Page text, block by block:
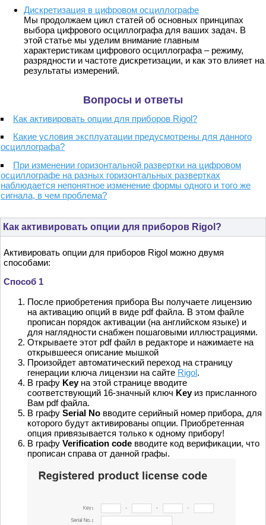
Дискретизация в цифровом осциллографе
Мы продолжаем цикл статей об основных принципах
выбора цифрового осциллографа для ваших задач. В
этой статье мы уделим внимание главным
характеристикам цифрового осциллографа – режиму,
разрядности и частоте дискретизации, и как это влияет на
результаты измерений.
Вопросы и ответы
Как активировать опции для приборов Rigol?
Какие условия эксплуатации предусмотрены для данного
осциллографа?
При изменении горизонтальной развертки на цифровом
осциллографе на разных горизонтальных развертках
наблюдается непонятное изменение формы одного и того же
сигнала, в чем проблема?
Как активировать опции для приборов Rigol?
Активировать опции для приборов Rigol можно двумя
способами:
Способ 1
После приобретения прибора Вы получаете лицензию
на активацию опций в виде pdf файла. В этом файле
прописан порядок активации (на английском языке) и
для наглядности снабжен пошаговыми иллюстрациями.
Открываете этот pdf файл в редакторе и нажимаете на
открывшееся описание мышкой
Произойдет автоматический переход на страницу
генерации ключа лицензии на сайте Rigol.
В графу Keyна этой странице вводите
соответствующий 16-значный ключ Keyиз присланного
Вам pdf файла.
В графу Serial No вводите серийный номер прибора, для
которого будут активированы опции. Приобретенная
опция привязывается только к одному прибору!
В графу Verification code вводите код верификации, что
прописан справа от данной графы.